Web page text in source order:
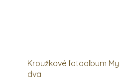
Kroužkové fotoalbum My
dva